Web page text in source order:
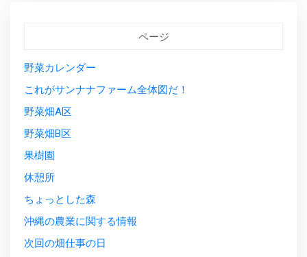
ページ
野菜カレンダー
これがサンナナファーム全体図だ！
野菜畑A区
野菜畑B区
果樹園
休憩所
ちょっとした森
沖縄の農業に関する情報
次回の畑仕事の日